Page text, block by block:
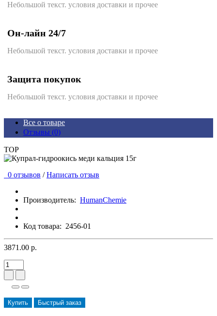
Небольшой текст. условия доставки и прочее
Он-лайн 24/7
Небольшой текст. условия доставки и прочее
Защита покупок
Небольшой текст. условия доставки и прочее
Все о товаре
Отзывы (0)
TOP
0 отзывов / Написать отзыв
Производитель: HumanChemie
Код товара: 2456-01
3871.00 р.
Купить Быстрый заказ